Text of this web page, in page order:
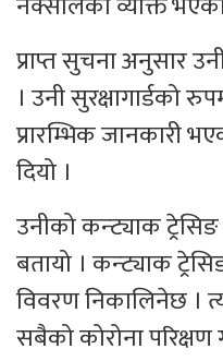
प्राप्त सुचना अनुसार
। उनी सुरक्षागार्डको
प्रारम्भिक जानकारी
दियो ।
उनीको कन्ट्याक
बतायो । कन्ट्याक
विवरण निकालिनेछ ।
सबैको कोरोना